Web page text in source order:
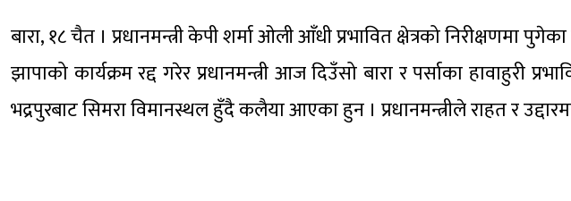
बारा, १८ चैत । प्रधानमन्त्री केपी शर्मा ओली आँधी प्रभावित क्षेत्रको निरीक्षणमा
झापाको कार्यक्रम रद्द गरेर प्रधानमन्त्री आज दिउँसो बारा र पर्साका हावाहुरी
भद्रपुरबाट सिमरा विमानस्थल हुँदै कलैया आएका हुन । प्रधानमन्त्रीले राहत र